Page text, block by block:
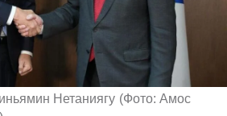
Нетаниягу (Фото: Амос